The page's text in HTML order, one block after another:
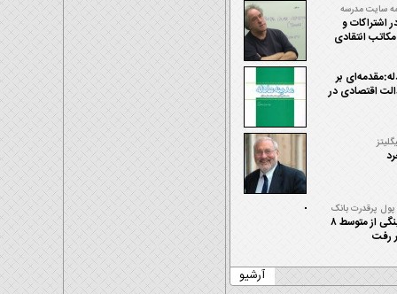
سایت مدرسه
سعیدی صابر
اشتراکات و
مکاتب انتقادی
بر
اقتصادی در
پول پرقدرت بانک
پایه پولی در چند
وزیر اقتصاد
رشد نقدینگی از متوسط ۸
رفت
آرشیو